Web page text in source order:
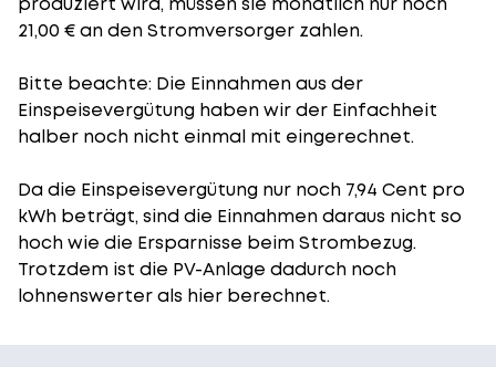
21,00 € an den Stromversorger zahlen.
Bitte beachte: Die Einnahmen aus der
Einspeisevergütung haben wir der Einfachheit
halber noch nicht einmal mit eingerechnet.
Da die Einspeisevergütung nur noch 7,94 Cent pro
kWh beträgt, sind die Einnahmen daraus nicht so
hoch wie die Ersparnisse beim Strombezug.
Trotzdem ist die PV-Anlage dadurch noch
lohnenswerter als hier berechnet.